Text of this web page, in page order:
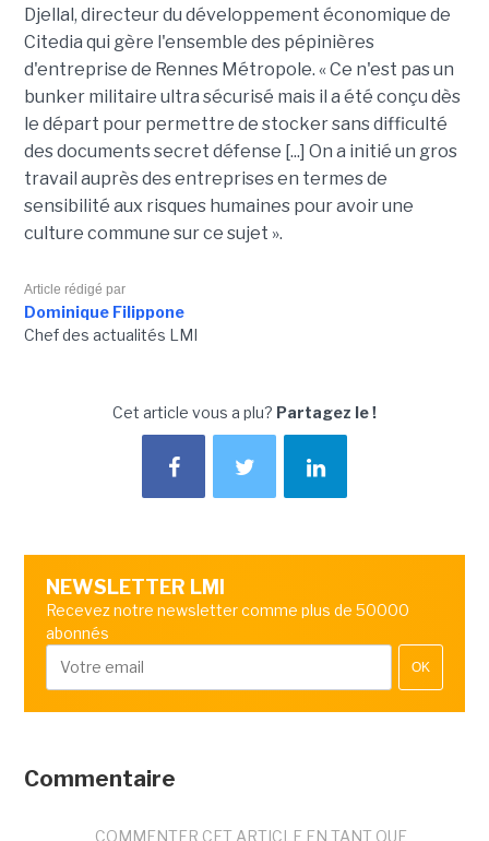
Djellal, directeur du développement économique de
Citedia qui gère l'ensemble des pépinières
d'entreprise de Rennes Métropole. « Ce n'est pas un
bunker militaire ultra sécurisé mais il a été conçu dès
le départ pour permettre de stocker sans difficulté
des documents secret défense [...] On a initié un gros
travail auprès des entreprises en termes de
sensibilité aux risques humaines pour avoir une
culture commune sur ce sujet ».
Article rédigé par
Dominique Filippone
Chef des actualités LMI
Cet article vous a plu? Partagez le !
NEWSLETTER LMI
Recevez notre newsletter comme plus de 50000
abonnés
OK
Commentaire
COMMENTER CET ARTICLE EN TANT QUE